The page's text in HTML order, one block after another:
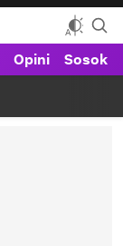
Opini Sosok